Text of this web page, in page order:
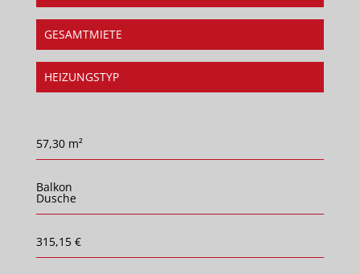
GESAMTMIETE
HEIZUNGSTYP
57,30 m²
Balkon
Dusche
315,15 €